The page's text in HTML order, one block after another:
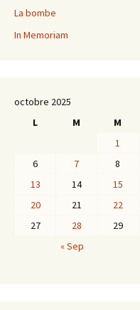
La bombe
In Memoriam
octobre 2025
L
M M
1
6
7 8
13
14 15
20
21 22
27
28 29
« Sep